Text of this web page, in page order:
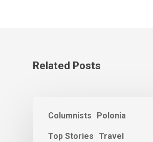
Related Posts
Columnists Polonia
Top Stories Travel